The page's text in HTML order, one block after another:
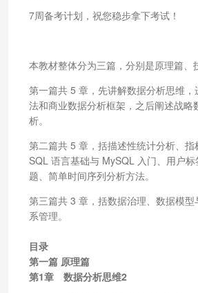
7周备考计划，祝您稳步拿下考试！
本教材整体分为三篇，分别是原理篇、
第一篇共 5 章，先讲解数据分析思维
法和商业数据分析框架，之后阐述战略
析。
第二篇共 5 章，括描述性统计分析、指
SQL 语言基础与 MySQL 入门、用户
题、简单时间序列分析方法。
第三篇共 3 章，括数据治理、数据模
系管理。
目录
第一篇 原理篇
第1章 数据分析思维2